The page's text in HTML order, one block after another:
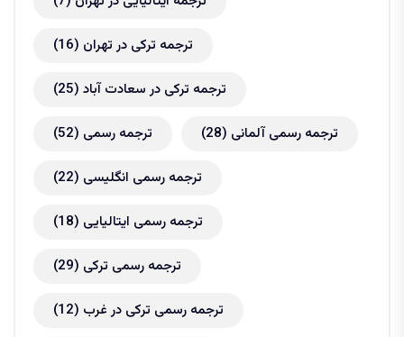
ترجمه ترکی در تهران (16)
ترجمه ترکی در سعادت آباد (25)
ترجمه رسمی (52) ترجمه رسمی آلمانی (28)
ترجمه رسمی انگلیسی (22)
ترجمه رسمی ایتالیایی (18)
ترجمه رسمی ترکی (29)
ترجمه رسمی ترکی در غرب (12)